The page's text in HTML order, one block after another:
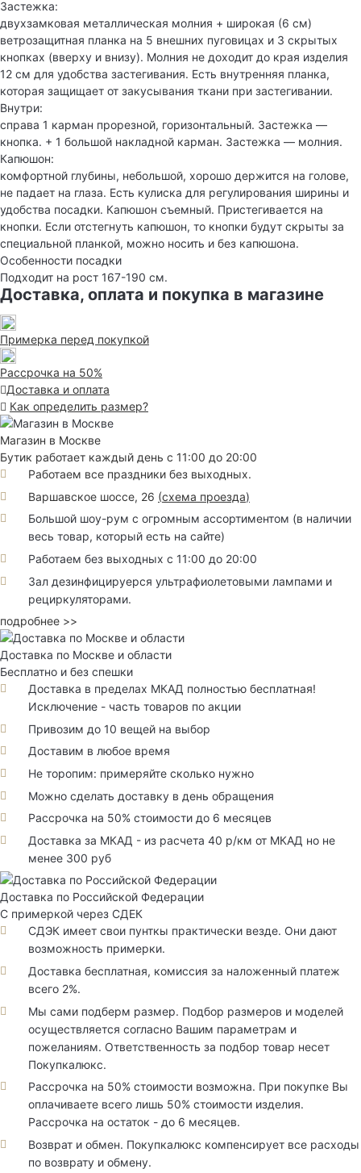
Застежка:
двухзамковая металлическая молния + широкая (6 см)
ветрозащитная планка на 5 внешних пуговицах и 3 скрытых
кнопках (вверху и внизу). Молния не доходит до края изделия
12 см для удобства застегивания. Есть внутренняя планка,
которая защищает от закусывания ткани при застегивании.
Внутри:
справа 1 карман прорезной, горизонтальный. Застежка —
кнопка. + 1 большой накладной карман. Застежка — молния.
Капюшон:
комфортной глубины, небольшой, хорошо держится на голове,
не падает на глаза. Есть кулиска для регулирования ширины и
удобства посадки. Капюшон съемный. Пристегивается на
кнопки. Если отстегнуть капюшон, то кнопки будут скрыты за
специальной планкой, можно носить и без капюшона.
Особенности посадки
Подходит на рост 167-190 см.
Доставка, оплата и покупка в магазине
Примерка перед покупкой
Рассрочка на 50%
Доставка и оплата
Как определить размер?
Магазин в Москве
Бутик работает каждый день с 11:00 до 20:00
Работаем все праздники без выходных.
Варшавское шоссе, 26 (схема проезда)
Большой шоу-рум с огромным ассортиментом (в наличии
весь товар, который есть на сайте)
Работаем без выходных с 11:00 до 20:00
Зал дезинфицируерся ультрафиолетовыми лампами и
рециркуляторами.
подробнее >>
Доставка по Москве и области
Бесплатно и без спешки
Доставка в пределах МКАД полностью бесплатная!
Исключение - часть товаров по акции
Привозим до 10 вещей на выбор
Доставим в любое время
Не торопим: примеряйте сколько нужно
Можно сделать доставку в день обращения
Рассрочка на 50% стоимости до 6 месяцев
Доставка за МКАД - из расчета 40 р/км от МКАД но не
менее 300 руб
Доставка по Российской Федерации
С примеркой через СДЕК
СДЭК имеет свои пунткы практически везде. Они дают
возможность примерки.
Доставка бесплатная, комиссия за наложенный платеж
всего 2%.
Мы сами подберм размер. Подбор размеров и моделей
осуществляется согласно Вашим параметрам и
пожеланиям. Ответственность за подбор товар несет
Покупкалюкс.
Рассрочка на 50% стоимости возможна. При покупке Вы
оплачиваете всего лишь 50% стоимости изделия.
Рассрочка на остаток - до 6 месяцев.
Возврат и обмен. Покупкалюкс компенсирует все расходы
по возврату и обмену.